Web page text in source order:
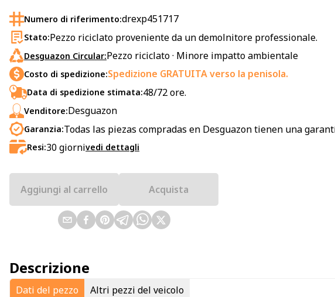
Numero di riferimento:drexp451717
Stato:Pezzo riciclato proveniente da un demolnitore professionale.
Desguazon Circular:Pezzo riciclato · Minore impatto ambientale
Costo di spedizione:Spedizione GRATUITA verso la penisola.
Data di spedizione stimata:48/72 ore.
Venditore:Desguazon
Garanzia:Todas las piezas compradas en Desguazon tienen una
Resi:30giornivedi dettagli
Aggiungi al carrello Acquista
Descrizione
Dati del pezzo Altri pezzi del veicolo